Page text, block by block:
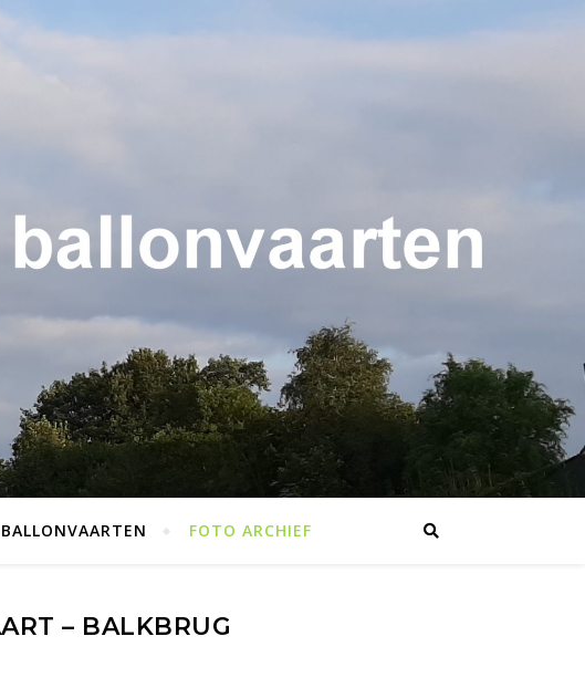
FOTO ARCHIEF
– BALKBRUG